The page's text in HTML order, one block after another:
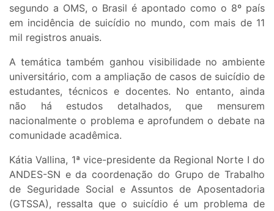
segundo a OMS, o Brasil é apontado como o 8º país
em incidência de suicídio no mundo, com mais de 11
mil registros anuais.
A temática também ganhou visibilidade no ambiente
universitário, com a ampliação de casos de suicídio de
estudantes, técnicos e docentes. No entanto, ainda
não há estudos detalhados, que mensurem
nacionalmente o problema e aprofundem o debate na
comunidade acadêmica.
Kátia Vallina, 1ª vice-presidente da Regional Norte I do
ANDES-SN e da coordenação do Grupo de Trabalho
de Seguridade Social e Assuntos de Aposentadoria
(GTSSA), ressalta que o suicídio é um problema de